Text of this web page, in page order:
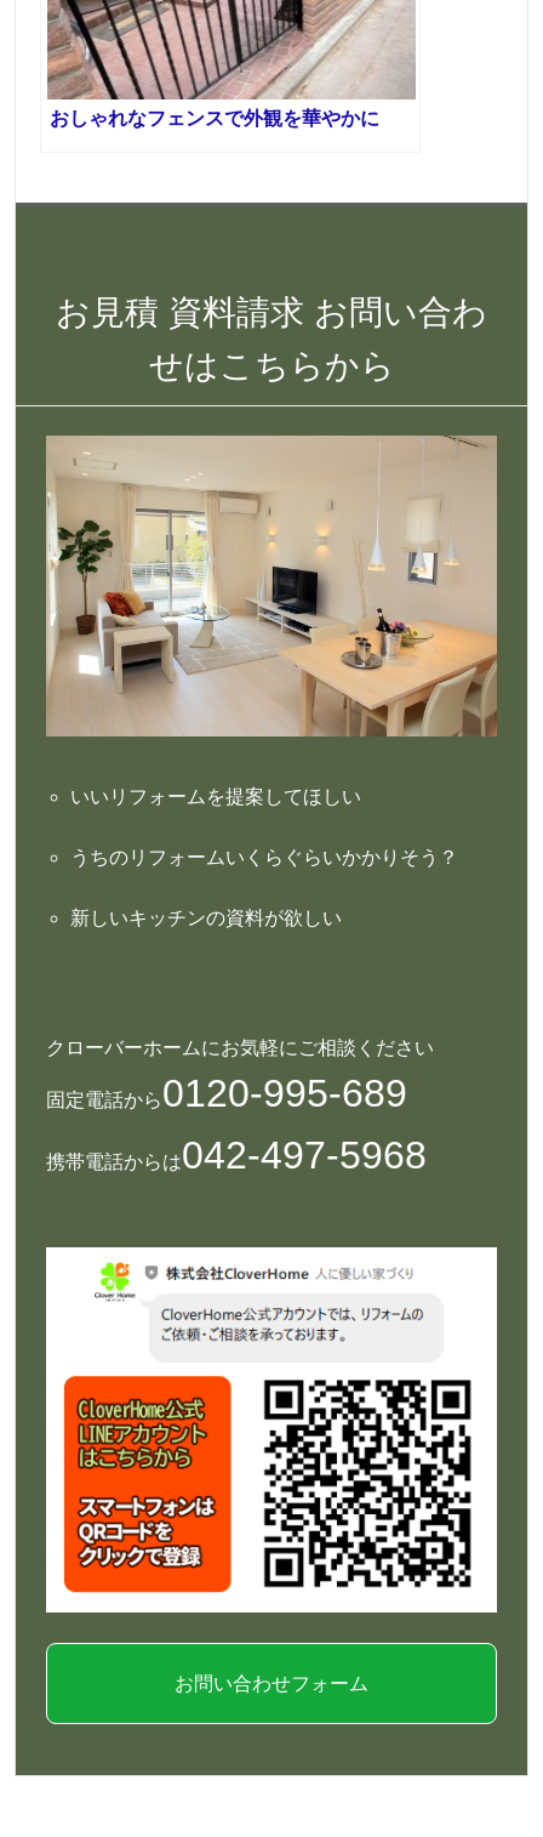
おしゃれなフェンスで外観を華やかに
お見積 資料請求 お問い合わ
せはこちらから
いいリフォームを提案してほしい
うちのリフォームいくらぐらいかかりそう？
新しいキッチンの資料が欲しい
クローバーホームにお気軽にご相談ください
固定電話から0120-995-689
携帯電話からは042-497-5968
お問い合わせフォーム